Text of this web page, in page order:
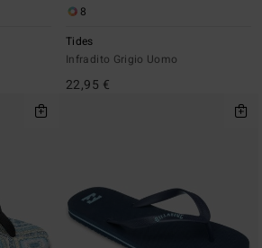
8
Tides
Infradito Grigio Uomo
22,95 €